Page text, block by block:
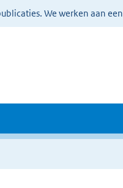
We werken aan